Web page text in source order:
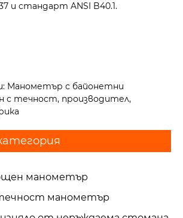
и стандарт ANSI B40.1.
Манометър с байонетни
с течност, производител,
манометър
манометър